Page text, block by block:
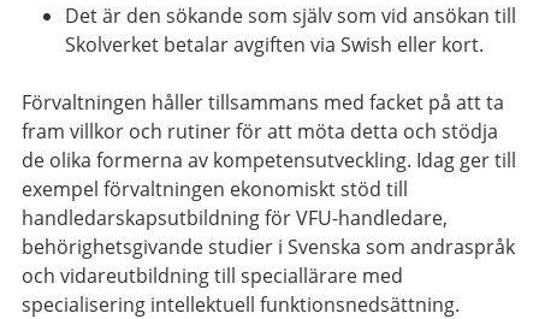
Det är den sökande som själv som vid ansökan till
Skolverket betalar avgiften via Swish eller kort.
Förvaltningen håller tillsammans med facket på att ta
fram villkor och rutiner för att möta detta och stödja
de olika formerna av kompetensutveckling. Idag ger till
exempel förvaltningen ekonomiskt stöd till
handledarskapsutbildning för VFU-handledare,
behörighetsgivande studier i Svenska som andraspråk
och vidareutbildning till speciallärare med
specialisering intellektuell funktionsnedsättning.